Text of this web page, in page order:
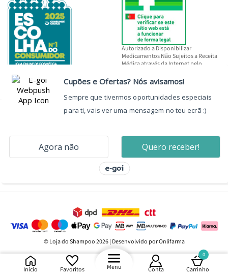
Início Favoritos Menu Conta
0
Carrinho
Autorizado a Disponibilizar
Medicamentos Não Sujeitos a Receita
Médica através da Internet pelo
© Loja do Shampoo 2026 | Desenvolvido por Onlifarma